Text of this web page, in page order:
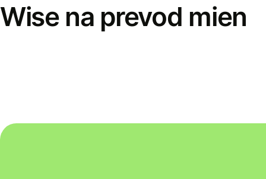
Wise na prevod mien